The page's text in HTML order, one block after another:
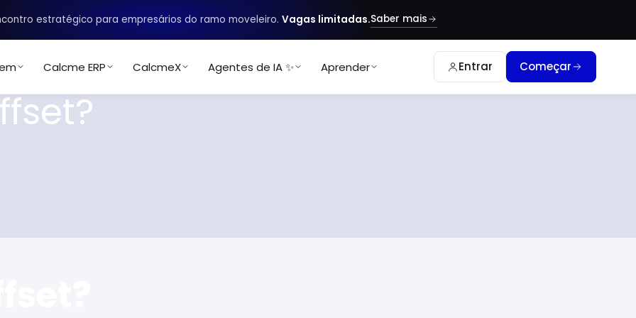
estratégico para empresários do ramo moveleiro. Vagas limitadas.Saber mais
Calcme ERP CalcmeX Agentes de IA ✨ Aprender Entrar Começar